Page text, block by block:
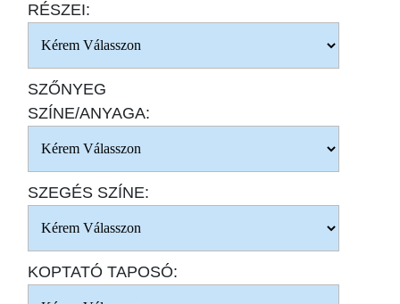
RÉSZEI:
SZŐNYEG
SZÍNE/ANYAGA:
SZEGÉS SZÍNE:
KOPTATÓ TAPOSÓ: